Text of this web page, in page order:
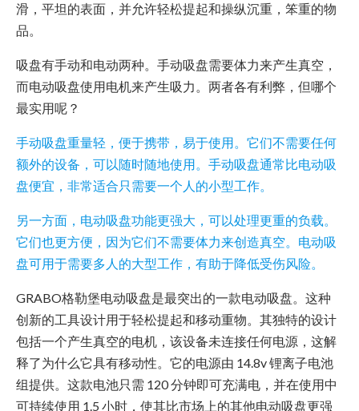
滑，平坦的表面，并允许轻松提起和操纵沉重，笨重的物
品。
吸盘有手动和电动两种。手动吸盘需要体力来产生真空，
而电动吸盘使用电机来产生吸力。两者各有利弊，但哪个
最实用呢？
手动吸盘重量轻，便于携带，易于使用。它们不需要任何
额外的设备，可以随时随地使用。手动吸盘通常比电动吸
盘便宜，非常适合只需要一个人的小型工作。
另一方面，电动吸盘功能更强大，可以处理更重的负载。
它们也更方便，因为它们不需要体力来创造真空。电动吸
盘可用于需要多人的大型工作，有助于降低受伤风险。
GRABO格勒堡电动吸盘是最突出的一款电动吸盘。这种
创新的工具设计用于轻松提起和移动重物。其独特的设计
包括一个产生真空的电机，该设备未连接任何电源，这解
释了为什么它具有移动性。它的电源由 14.8v 锂离子电池
组提供。这款电池只需 120 分钟即可充满电，并在使用中
可持续使用 1.5 小时，使其比市场上的其他电动吸盘更强